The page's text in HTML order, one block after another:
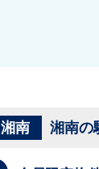
湘南 湘南の